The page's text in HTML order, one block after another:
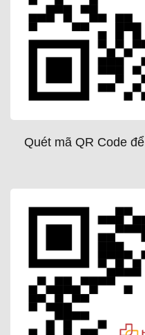
Quét mã QR Code